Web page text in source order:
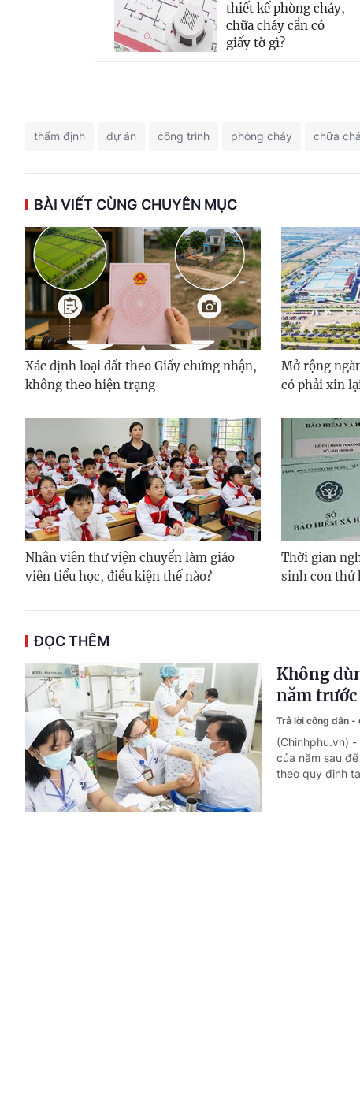
thiết kế phòng cháy,
chữa cháy cần có
giấy tờ gì?
thẩm định dự án công trình phòng cháy chữa
BÀI VIẾT CÙNG CHUYÊN MỤC
Xác định loại đất theo Giấy chứng nhận,
không theo hiện trạng
Mở rộng
có phải xin
Nhân viên thư viện chuyển làm giáo
viên tiểu học, điều kiện thế nào?
Thời gian
sinh con thứ
ĐỌC THÊM
Không
năm trước
Trả lời công dân -
(Chinhphu.vn)
của năm sau
theo quy định